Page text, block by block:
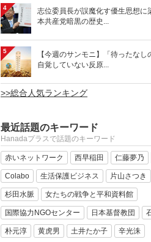
4
志位委員長が誤魔化す優生思想に
本共産党暗黒の歴史...
5
【今週のサンモニ】「待ったなし
自覚していない反原...
>>総合人気ランキング
最近話題のキーワード
Hanadaプラスで話題のキーワード
赤いネットワーク 西早稲田 仁藤夢乃
Colabo 生活保護ビジネス 片山さつき
杉田水脈 女たちの戦争と平和資料館
国際協力NGOセンター 日本基督教団
朴元淳 黄虎男 土井たか子 辛光洙